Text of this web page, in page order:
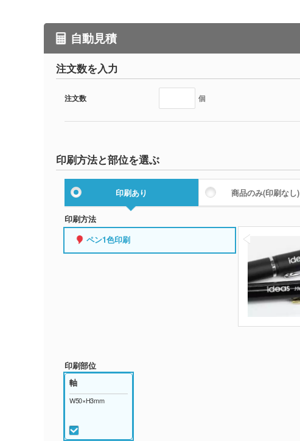
自動見積
注文数を入力
注文数 個
印刷方法と部位を選ぶ
印刷あり 商品のみ(印刷なし)
印刷方法
ペン1色印刷
印刷部位
軸
W50×H3mm